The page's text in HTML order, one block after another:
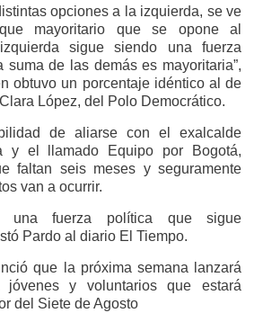
opciones a la izquierda, se ve
mayoritario que se opone al
sigue siendo una fuerza
suma de las demás es mayoritaria”,
obtuvo un porcentaje idéntico al de
López, del Polo Democrático.
de aliarse con el exalcalde
y el llamado Equipo por Bogotá,
faltan seis meses y seguramente
van a ocurrir.
una fuerza política que sigue
Pardo al diario El Tiempo.
que la próxima semana lanzará
jóvenes y voluntarios que estará
del Siete de Agosto